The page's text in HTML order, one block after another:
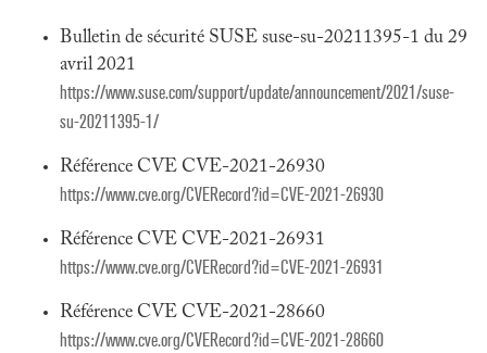
Bulletin de sécurité SUSE suse-su-20211395-1 du 29
avril 2021
https://www.suse.com/support/update/announcement/2021/suse-
su-20211395-1/
Référence CVE CVE-2021-26930
https://www.cve.org/CVERecord?id=CVE-2021-26930
Référence CVE CVE-2021-26931
https://www.cve.org/CVERecord?id=CVE-2021-26931
Référence CVE CVE-2021-28660
https://www.cve.org/CVERecord?id=CVE-2021-28660